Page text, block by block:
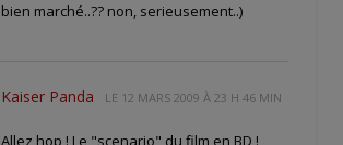
bien marché..?? non, serieusement..)
Kaiser Panda LE 12 MARS 2009 À 23 H 46 MIN
Allez hop ! Le "scenario" du film en BD !